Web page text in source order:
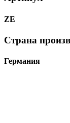
ZE
Страна
Германия